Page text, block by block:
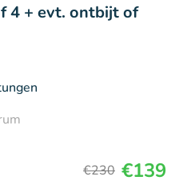
4 + evt. ontbijt of
€230 €139